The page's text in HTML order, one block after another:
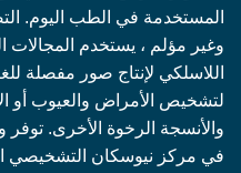
المستخدمة في الطب اليوم.
وغير مؤلم ، يستخدم المجالات
اللاسلكي لإنتاج صور مفصلة
لتشخيص الأمراض والعيوب أو
والأنسجة الرخوة الأخرى. توفر
في مركز نيوسكان التشخيصي